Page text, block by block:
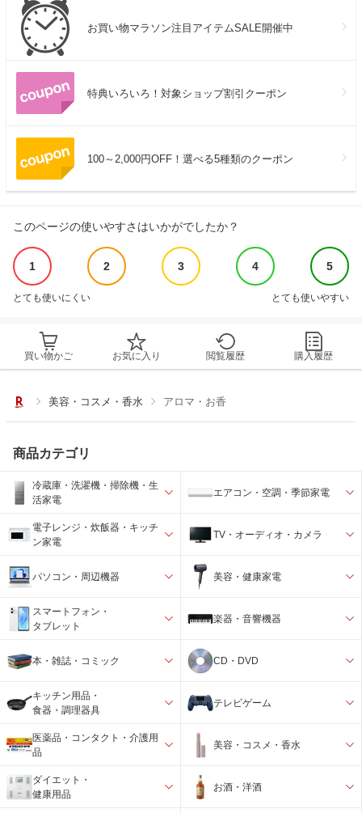
お買い物マラソン注目アイテムSALE開催中
特典いろいろ！対象ショップ割引クーポン
100～2,000円OFF！選べる5種類のクーポン
このページの使いやすさはいかがでしたか？
1 2 3 4 5
とても使いにくい とても使いやすい
買い物かご お気に入り 閲覧履歴 購入履歴
美容・コスメ・香水 アロマ・お香
商品カテゴリ
冷蔵庫・洗濯機・掃除機・生
活家電
エアコン・空調・季節家電
電子レンジ・炊飯器・キッチ
ン家電
TV・オーディオ・カメラ
パソコン・周辺機器 美容・健康家電
スマートフォン・
タブレット
楽器・音響機器
本・雑誌・コミック CD・DVD
キッチン用品・
食器・調理器具
テレビゲーム
医薬品・コンタクト・介護用
品
美容・コスメ・香水
ダイエット・
健康用品
お酒・洋酒